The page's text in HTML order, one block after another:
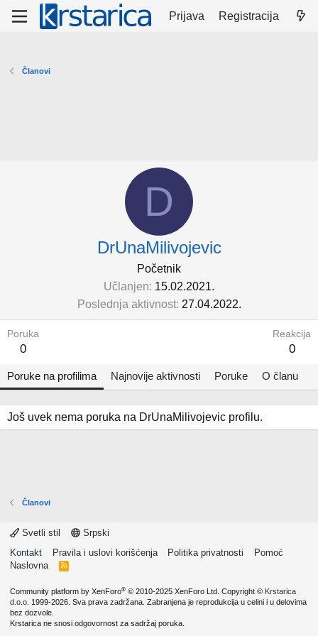
Prijava Registracija
Članovi
D
DrUnaMilivojevic
Početnik
Učlanjen 15.02.2021.
Poslednja aktivnost 27.04.2022.
Poruka
0
Reakcija
0
Poruke na profilima Najnovije aktivnosti Poruke O članu
Još uvek nema poruka na DrUnaMilivojevic profilu.
Članovi
Svetli stil
Srpski
Kontakt
Pravila i uslovi korišćenja Politika privatnosti
Pomoć
Naslovna
R
Community platform by XenForo® © 2010-2025 XenForo Ltd. Copyright © Krstarica
d.o.o. 1999-2026. Sva prava zadržana. Zabranjena je reprodukcija u celini i u delovima
bez dozvole.
Krstarica ne snosi odgovornost za sadržaj poruka.